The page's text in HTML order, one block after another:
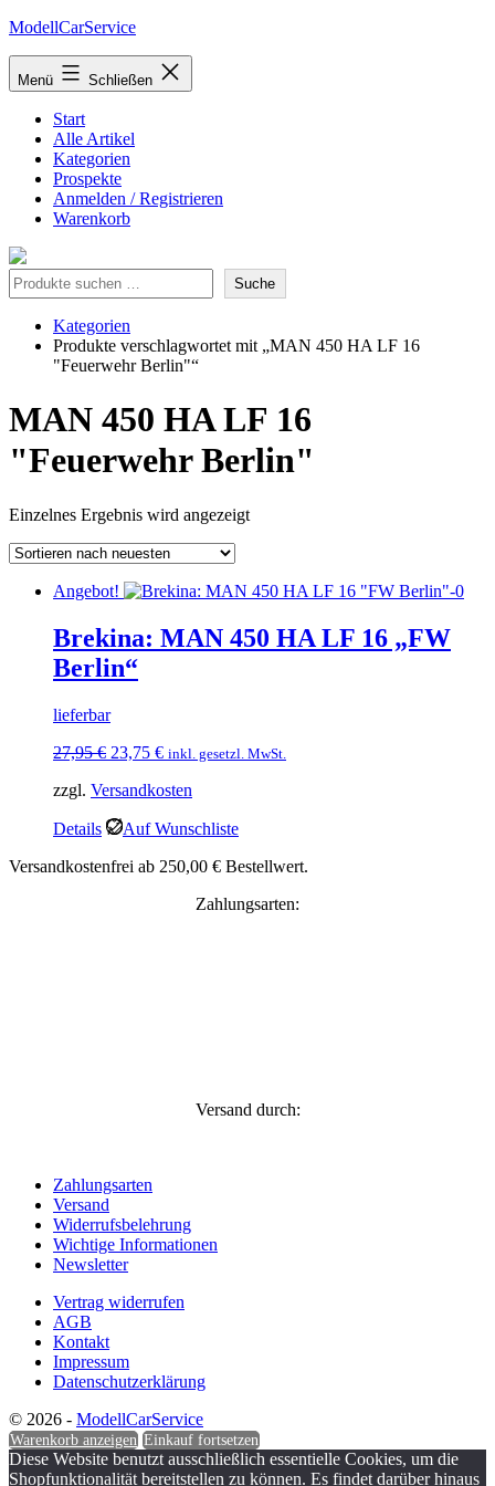
Zum
springen
ModellCarService
Menü Schließen
Start
Alle Artikel
Kategorien
Prospekte
Anmelden / Registrieren
Warenkorb
Suche Suche
Kategorien
Produkte verschlagwortet mit „MAN 450 HA LF 16
"Feuerwehr Berlin"“
MAN 450 HA LF 16
"Feuerwehr Berlin"
Einzelnes Ergebnis wird angezeigt
Angebot!
Brekina: MAN 450 HA LF 16 „FW
Berlin“
lieferbar
27,95€ Ursprünglicher
war:
23,75 €Aktueller
ist:
inkl. gesetzl. MwSt.
zzgl. Versandkosten
Details
Auf Wunschliste
Versandkostenfrei ab 250,00 € Bestellwert.
Zahlungsarten:
Versand durch:
Zahlungsarten
Versand
Widerrufsbelehrung
Wichtige Informationen
Newsletter
Vertrag widerrufen
AGB
Kontakt
Impressum
Datenschutzerklärung
© 2026 - ModellCarService
Warenkorb anzeigen Einkauf fortsetzen
Diese Website benutzt ausschließlich essentielle Cookies, um die
Shopfunktionalität bereitstellen zu können. Es findet darüber hinaus